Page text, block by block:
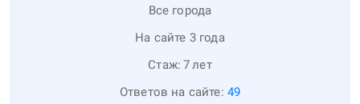
Все города
На сайте 3 года
Стаж: 7лет
Ответов на сайте: 49